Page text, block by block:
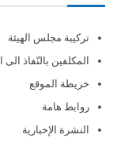
تركيبة مجلس الهيئة
المكلفين بالنّفاذ الى
خريطة الموقع
روابط هامة
النشرة الإخبارية